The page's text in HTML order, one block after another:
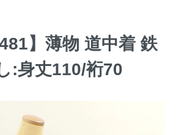
】薄物 道中着 鉄
:身丈110/裄70